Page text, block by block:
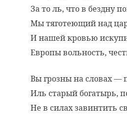
За то ль, что в бездну
Мы тяготеющий над
И нашей кровью
Европы вольность,
Вы грозны на словах —
Иль старый богатырь,
Не в силах завинтить